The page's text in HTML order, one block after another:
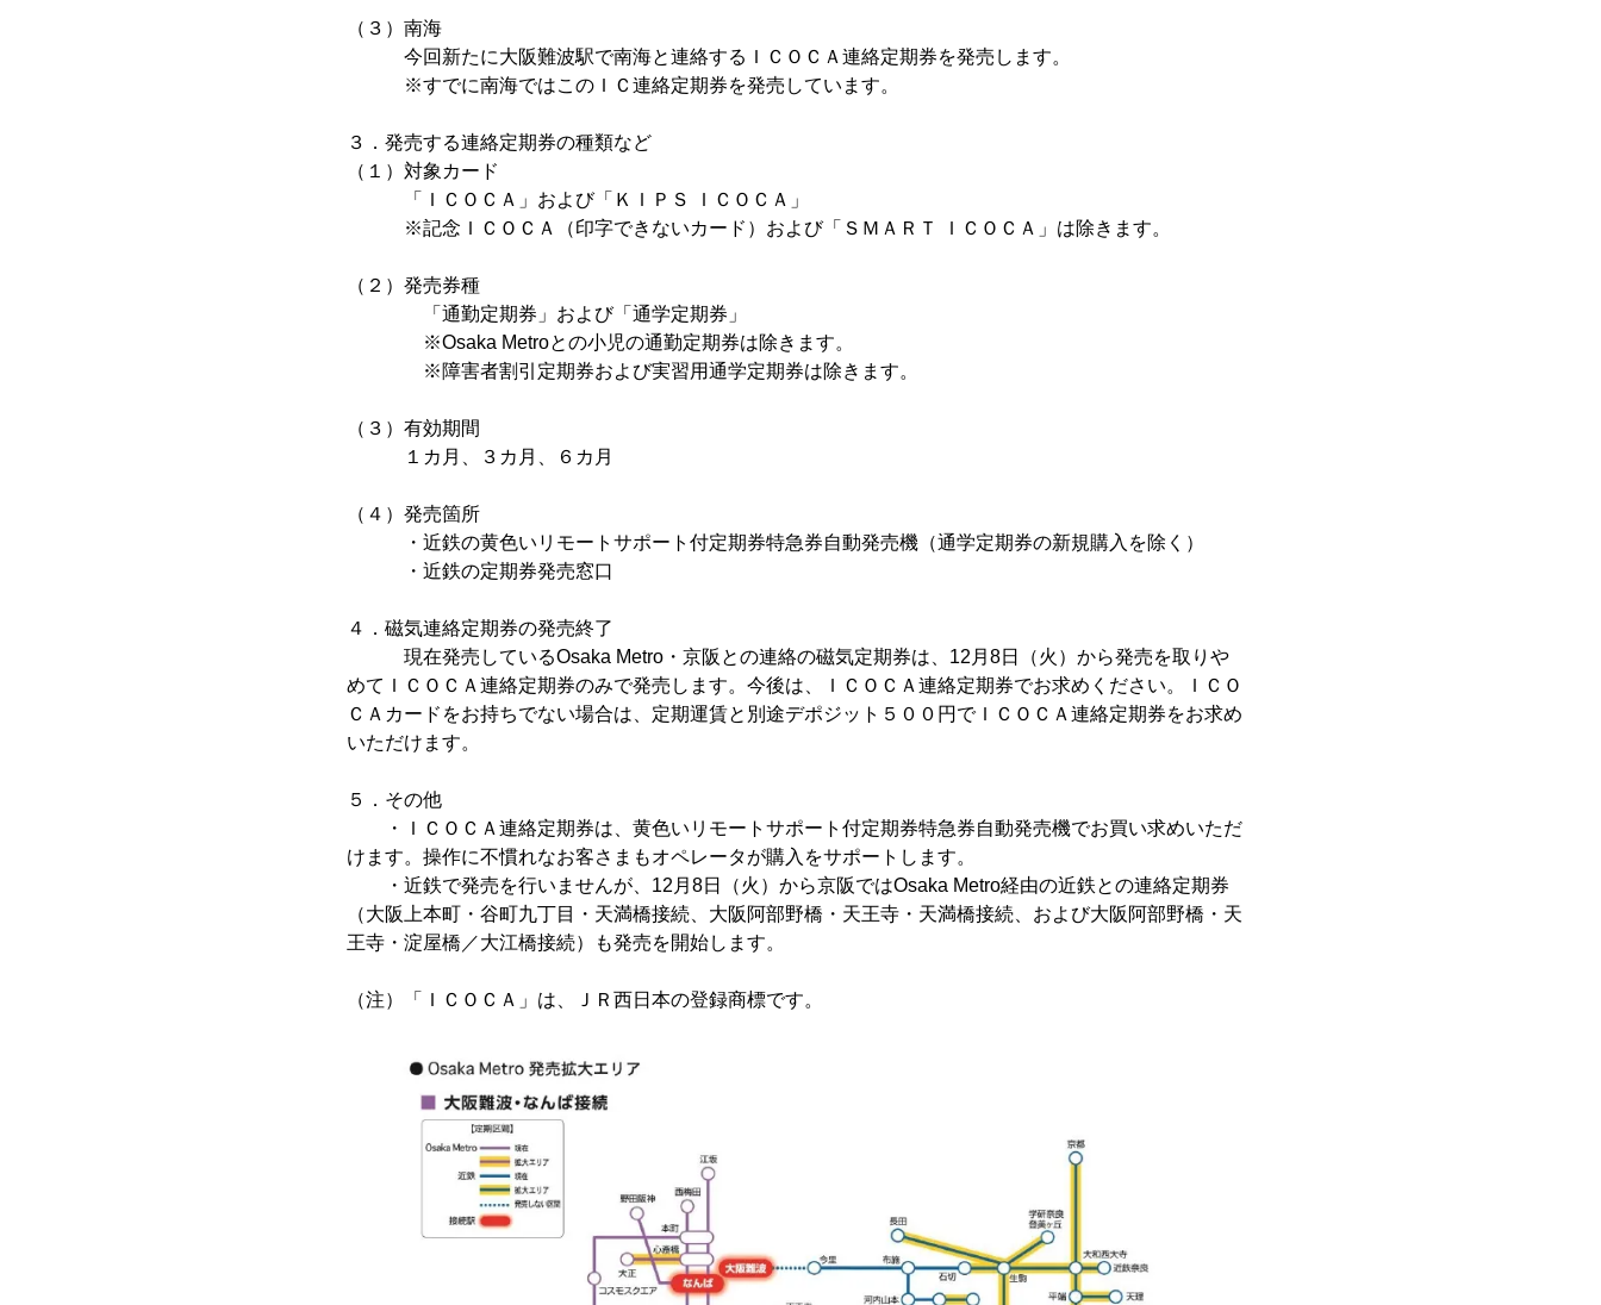
（３）南海
今回新たに大阪難波駅で南海と連絡するＩＣＯＣＡ連絡定期券を発売します。
※すでに南海ではこのＩＣ連絡定期券を発売しています。
３．発売する連絡定期券の種類など
（１）対象カード
「ＩＣＯＣＡ」および「ＫＩＰＳ ＩＣＯＣＡ」
※記念ＩＣＯＣＡ（印字できないカード）および「ＳＭＡＲＴ ＩＣＯＣＡ」は除きます。
（２）発売券種
「通勤定期券」および「通学定期券」
※Osaka Metroとの小児の通勤定期券は除きます。
※障害者割引定期券および実習用通学定期券は除きます。
（３）有効期間
１カ月、３カ月、６カ月
（４）発売箇所
・近鉄の黄色いリモートサポート付定期券特急券自動発売機（通学定期券の新規購入を除く）
・近鉄の定期券発売窓口
４．磁気連絡定期券の発売終了
現在発売しているOsaka Metro・京阪との連絡の磁気定期券は、12月8日（火）から発売を取りや
めてＩＣＯＣＡ連絡定期券のみで発売します。今後は、ＩＣＯＣＡ連絡定期券でお求めください。ＩＣＯ
ＣＡカードをお持ちでない場合は、定期運賃と別途デポジット５００円でＩＣＯＣＡ連絡定期券をお求め
いただけます。
５．その他
・ＩＣＯＣＡ連絡定期券は、黄色いリモートサポート付定期券特急券自動発売機でお買い求めいただ
けます。操作に不慣れなお客さまもオペレータが購入をサポートします。
・近鉄で発売を行いませんが、12月8日（火）から京阪ではOsaka Metro経由の近鉄との連絡定期券
（大阪上本町・谷町九丁目・天満橋接続、大阪阿部野橋・天王寺・天満橋接続、および大阪阿部野橋・天
王寺・淀屋橋／大江橋接続）も発売を開始します。
（注）「ＩＣＯＣＡ」は、ＪＲ西日本の登録商標です。